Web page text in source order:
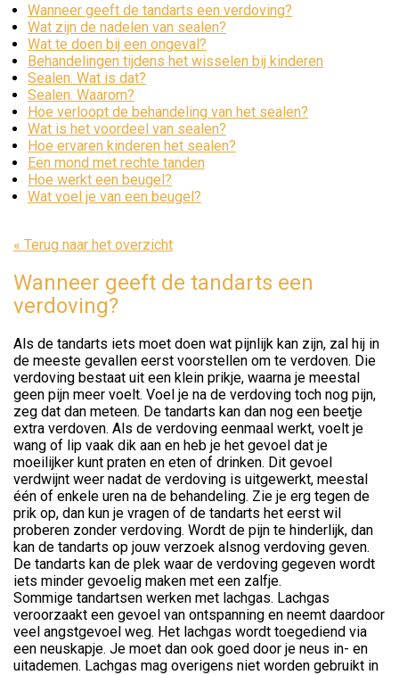
Wanneer geeft de tandarts een verdoving?
Wat zijn de nadelen van sealen?
Wat te doen bij een ongeval?
Behandelingen tijdens het wisselen bij kinderen
Sealen. Wat is dat?
Sealen. Waarom?
Hoe verloopt de behandeling van het sealen?
Wat is het voordeel van sealen?
Hoe ervaren kinderen het sealen?
Een mond met rechte tanden
Hoe werkt een beugel?
Wat voel je van een beugel?
« Terug naar het overzicht
Wanneer geeft de tandarts een
verdoving?
Als de tandarts iets moet doen wat pijnlijk kan zijn, zal hij in
de meeste gevallen eerst voorstellen om te verdoven. Die
verdoving bestaat uit een klein prikje, waarna je meestal
geen pijn meer voelt. Voel je na de verdoving toch nog pijn,
zeg dat dan meteen. De tandarts kan dan nog een beetje
extra verdoven. Als de verdoving eenmaal werkt, voelt je
wang of lip vaak dik aan en heb je het gevoel dat je
moeilijker kunt praten en eten of drinken. Dit gevoel
verdwijnt weer nadat de verdoving is uitgewerkt, meestal
één of enkele uren na de behandeling. Zie je erg tegen de
prik op, dan kun je vragen of de tandarts het eerst wil
proberen zonder verdoving. Wordt de pijn te hinderlijk, dan
kan de tandarts op jouw verzoek alsnog verdoving geven.
De tandarts kan de plek waar de verdoving gegeven wordt
iets minder gevoelig maken met een zalfje.
Sommige tandartsen werken met lachgas. Lachgas
veroorzaakt een gevoel van ontspanning en neemt daardoor
veel angstgevoel weg. Het lachgas wordt toegediend via
een neuskapje. Je moet dan ook goed door je neus in- en
uitademen. Lachgas mag overigens niet worden gebruikt in